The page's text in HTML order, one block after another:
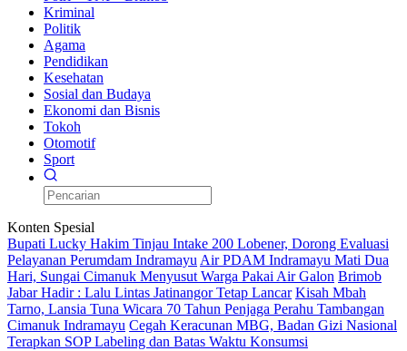
Kriminal
Politik
Agama
Pendidikan
Kesehatan
Sosial dan Budaya
Ekonomi dan Bisnis
Tokoh
Otomotif
Sport
Konten Spesial
Bupati Lucky Hakim Tinjau Intake 200 Lobener, Dorong Evaluasi
Pelayanan Perumdam Indramayu Air PDAM Indramayu Mati Dua
Hari, Sungai Cimanuk Menyusut Warga Pakai Air Galon Brimob
Jabar Hadir : Lalu Lintas Jatinangor Tetap Lancar Kisah Mbah
Tarno, Lansia Tuna Wicara 70 Tahun Penjaga Perahu Tambangan
Cimanuk Indramayu Cegah Keracunan MBG, Badan Gizi Nasional
Terapkan SOP Labeling dan Batas Waktu Konsumsi